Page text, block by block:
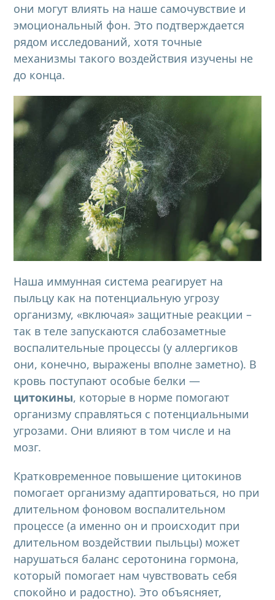
они могут влиять на наше самочувствие и
эмоциональный фон. Это подтверждается
рядом исследований, хотя точные
механизмы такого воздействия изучены не
до конца.
Наша иммунная система реагирует на
пыльцу как на потенциальную угрозу
организму, «включая» защитные реакции –
так в теле запускаются слабозаметные
воспалительные процессы (у аллергиков
они, конечно, выражены вполне заметно). В
кровь поступают особые белки —
цитокины, которые в норме помогают
организму справляться с потенциальными
угрозами. Они влияют в том числе и на
мозг.
Кратковременное повышение цитокинов
помогает организму адаптироваться, но при
длительном фоновом воспалительном
процессе (а именно он и происходит при
длительном воздействии пыльцы) может
нарушаться баланс серотонина гормона,
который помогает нам чувствовать себя
спокойно и радостно). Это объясняет,